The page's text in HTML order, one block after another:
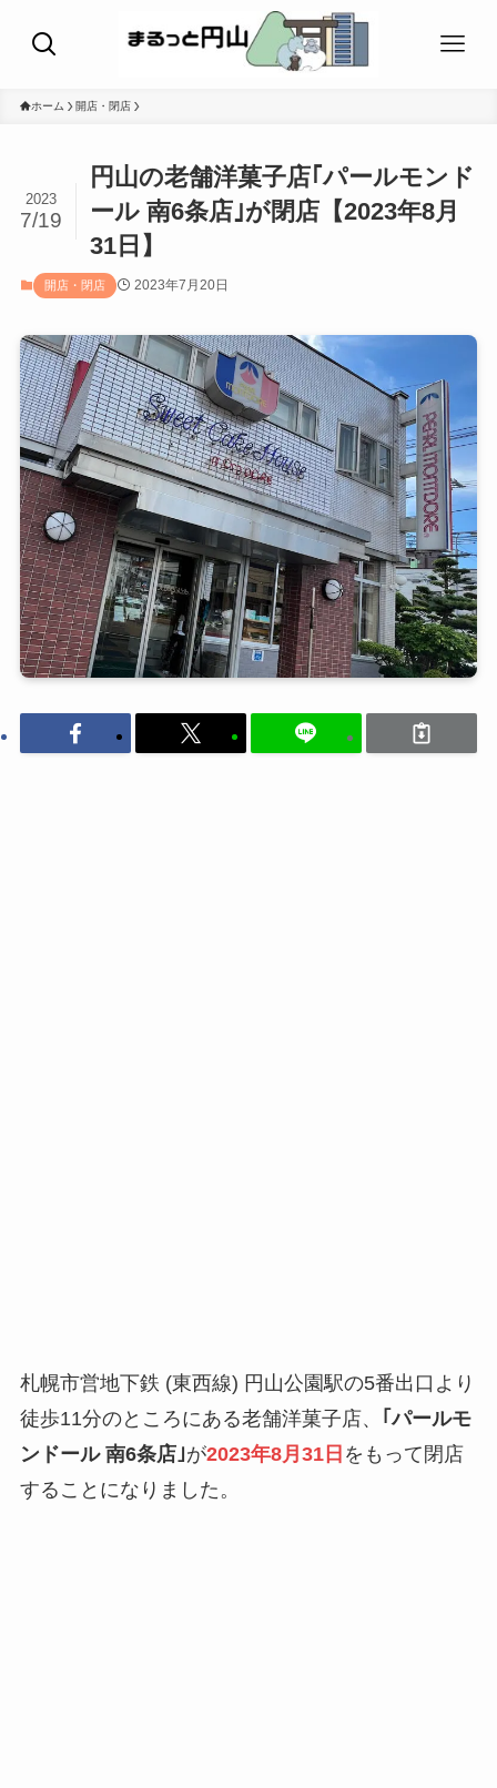
ホーム 開店・閉店
円山の老舗洋菓子店｢パールモンド
ール 南6条店｣が閉店【2023年8月
31日】
2023
7/19
開店・閉店 2023年7月20日
札幌市営地下鉄 (東西線) 円山公園駅の5番出口より
徒歩11分のところにある老舗洋菓子店、
｢パールモ
ンドール 南6条店｣が2023年8月31日 をもって閉店
することになりました。